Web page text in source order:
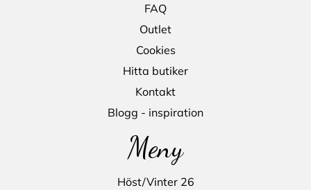
FAQ
Outlet
Cookies
Hitta butiker
Kontakt
Blogg - inspiration
Meny
Höst/Vinter 26